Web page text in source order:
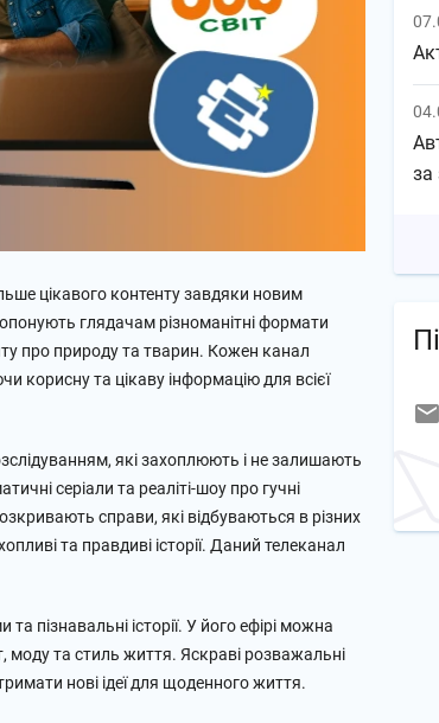
цікавого контенту завдяки новим
глядачам різноманітні формати
про природу та тварин. Кожен канал
корисну та цікаву інформацію для всієї
які захоплюють і не залишають
серіали та реаліті-шоу про гучні
справи, які відбуваються в різних
та правдиві історії. Даний телеканал
пізнавальні історії. У його ефірі можна
моду та стиль життя. Яскраві розважальні
нові ідеї для щоденного життя.
за